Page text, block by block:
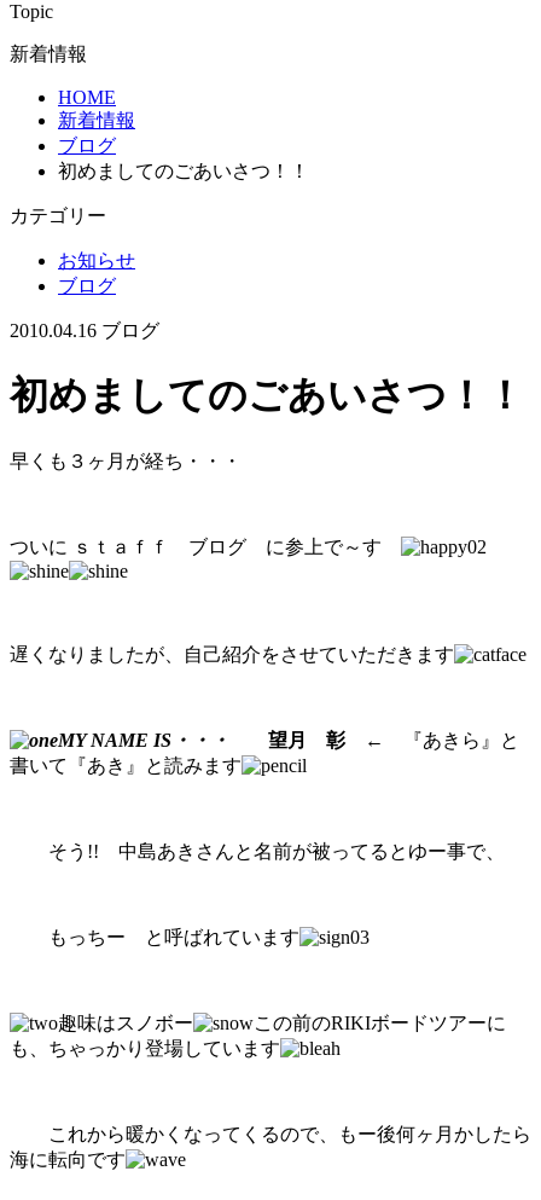
Topic
新着情報
HOME
新着情報
ブログ
初めましてのごあいさつ！！
カテゴリー
お知らせ
ブログ
2010.04.16 ブログ
初めましてのごあいさつ！！
早くも３ヶ月が経ち・・・
ついに ｓｔａｆｆ ブログ に参上で～す
遅くなりましたが、自己紹介をさせていただきます
MY NAME IS・・・ 望月 彰← 『あきら』と
書いて『あき』と読みます
そう!! 中島あきさんと名前が被ってるとゆー事で、
もっちー と呼ばれています
趣味はスノボー
この前のRIKIボードツアーに
も、ちゃっかり登場しています
これから暖かくなってくるので、もー後何ヶ月かしたら
海に転向です